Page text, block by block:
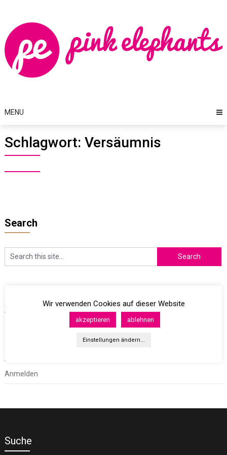
content
MENU
Schlagwort: Versäumnis
Search
Archives
Anmelden
Suche
Wir verwenden Cookies auf dieser Website
akzeptieren ablehnen
Einstellungen ändern...